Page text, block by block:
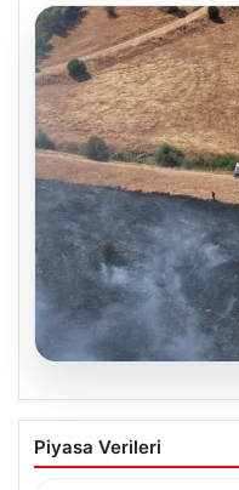
Tunceli’de otluk
sıçrayan yangın
Piyasa Verileri